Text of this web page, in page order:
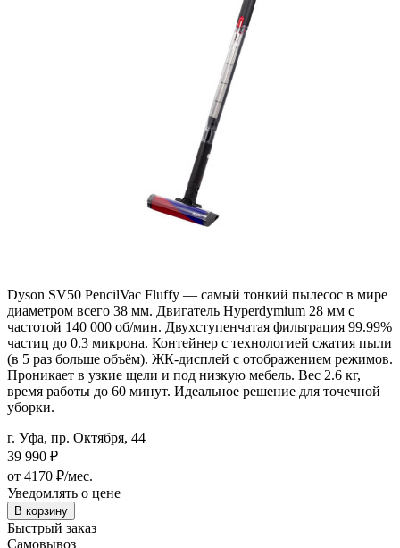
Dyson SV50 PencilVac Fluffy — самый тонкий пылесос в мире
диаметром всего 38 мм. Двигатель Hyperdymium 28 мм с
частотой 140 000 об/мин. Двухступенчатая фильтрация 99.99%
частиц до 0.3 микрона. Контейнер с технологией сжатия пыли
(в 5 раз больше объём). ЖК-дисплей с отображением режимов.
Проникает в узкие щели и под низкую мебель. Вес 2.6 кг,
время работы до 60 минут. Идеальное решение для точечной
уборки.
г. Уфа, пр. Октября, 44
39 990 ₽
от 4170 ₽/мес.
Уведомлять о цене
В корзину
Быстрый заказ
Самовывоз